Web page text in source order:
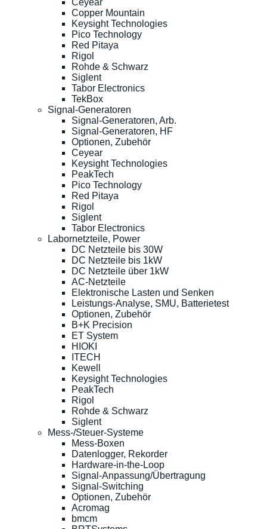
Copper Mountain
Keysight Technologies
Pico Technology
Red Pitaya
Rigol
Rohde & Schwarz
Siglent
Tabor Electronics
TekBox
Signal-Generatoren
Signal-Generatoren, Arb.
Signal-Generatoren, HF
Optionen, Zubehör
Ceyear
Keysight Technologies
PeakTech
Pico Technology
Red Pitaya
Rigol
Siglent
Tabor Electronics
Labornetzteile, Power
DC Netzteile bis 30W
DC Netzteile bis 1kW
DC Netzteile über 1kW
AC-Netzteile
Elektronische Lasten und Senken
Leistungs-Analyse, SMU, Batterietest
Optionen, Zubehör
B+K Precision
ET System
HIOKI
ITECH
Kewell
Keysight Technologies
PeakTech
Rigol
Rohde & Schwarz
Siglent
Mess-/Steuer-Systeme
Mess-Boxen
Datenlogger, Rekorder
Hardware-in-the-Loop
Signal-Anpassung/Übertragung
Signal-Switching
Optionen, Zubehör
Acromag
bmcm